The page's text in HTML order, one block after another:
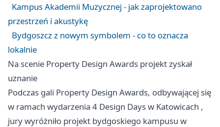
Kampus Akademii Muzycznej - jak zaprojektowano
przestrzeń i akustykę
Bydgoszcz z nowym symbolem - co to oznacza
lokalnie
Na scenie Property Design Awards projekt zyskał
uznanie
Podczas gali Property Design Awards, odbywającej się
w ramach wydarzenia 4 Design Days w Katowicach ,
jury wyróżniło projekt bydgoskiego kampusu w